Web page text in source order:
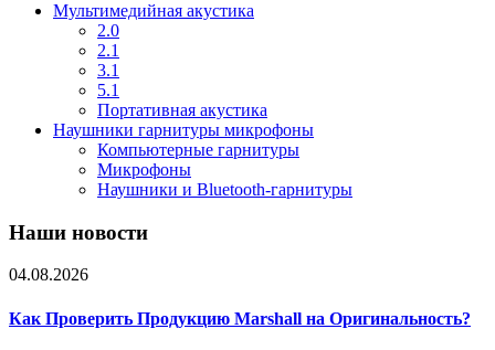
Мультимедийная акустика
2.0
2.1
3.1
5.1
Портативная акустика
Наушники гарнитуры микрофоны
Компьютерные гарнитуры
Микрофоны
Наушники и Bluetooth-гарнитуры
Наши новости
04.08.2026
Как Проверить Продукцию Marshall на Оригинальность?